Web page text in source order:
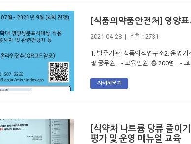
[식품의약품안전처] 영양
2021-04-28 | 조회 : 2731
1. 발주기관: 식품외식연구소2. 운영
및 공무원 - 교육인원: 총 200명 - 교
자세히보기
[식약처 나트륨 당류 줄이
평가 및 운영 매뉴얼 교육